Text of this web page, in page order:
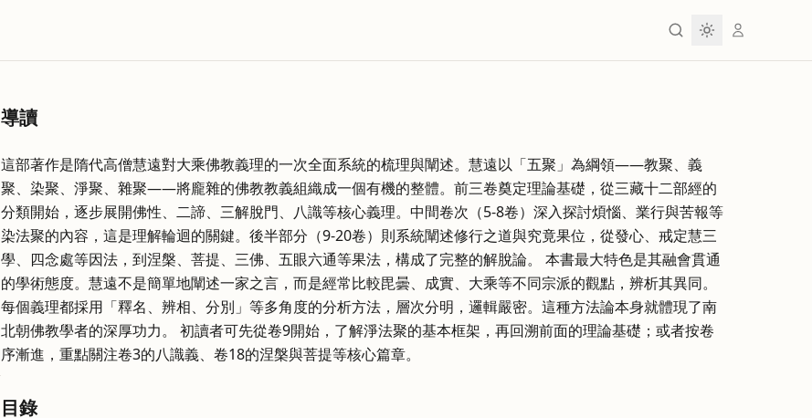
導讀
這部著作是隋代高僧慧遠對大乘佛教義理的一次全面系統的梳理與闡述。慧遠以「五聚」為綱領——教聚、義
聚、染聚、淨聚、雜聚——將龐雜的佛教教義組織成一個有機的整體。前三卷奠定理論基礎，從三藏十二部經的
分類開始，逐步展開佛性、二諦、三解脫門、八識等核心義理。中間卷次（5-8卷）深入探討煩惱、業行與苦報等
染法聚的內容，這是理解輪迴的關鍵。後半部分（9-20卷）則系統闡述修行之道與究竟果位，從發心、戒定慧三
學、四念處等因法，到涅槃、菩提、三佛、五眼六通等果法，構成了完整的解脫論。 本書最大特色是其融會貫通
的學術態度。慧遠不是簡單地闡述一家之言，而是經常比較毘曇、成實、大乘等不同宗派的觀點，辨析其異同。
每個義理都採用「釋名、辨相、分別」等多角度的分析方法，層次分明，邏輯嚴密。這種方法論本身就體現了南
北朝佛教學者的深厚功力。 初讀者可先從卷9開始，了解淨法聚的基本框架，再回溯前面的理論基礎；或者按卷
序漸進，重點關注卷3的八識義、卷18的涅槃與菩提等核心篇章。
目錄